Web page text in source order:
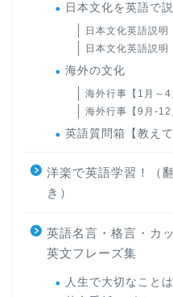
日本文化を英語で
日本文化英語説明
日本文化英語説明
海外の文化
海外行事【1月～4
海外行事【9月-12
英語質問箱【教え
洋楽で英語学習！（
き）
英語名言・格言・カ
英文フレーズ集
人生で大切なこと